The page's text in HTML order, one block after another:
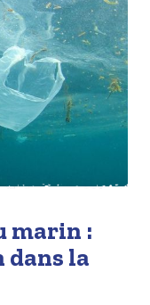
marin :
la